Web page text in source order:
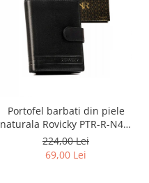
Portofel barbati din piele
naturala Rovicky PTR-R-N4L-
GAT-8922 B+B
224,00 Lei
69,00 Lei